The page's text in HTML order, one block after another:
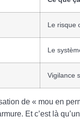
Le risque
Le
Vigilance
de « mou en
Et c’est là